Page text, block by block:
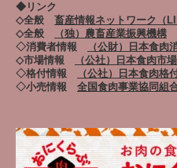
◆リンク
◇全般 畜産情報ネットワーク（
◇全般
（独）農畜産業振興機構
◇消費者情報
（公財）日本食肉
◇市場情報
（公社）日本食肉市
◇格付情報
（公社）日本食肉格
◇小売情報 全国食肉事業協同組